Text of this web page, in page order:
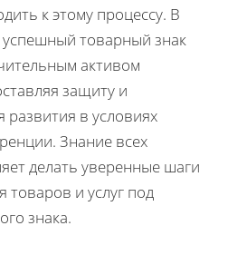
к этому процессу. В
успешный товарный знак
активом
защиту и
развития в условиях
Знание всех
делать уверенные шаги
товаров и услуг под
знака.